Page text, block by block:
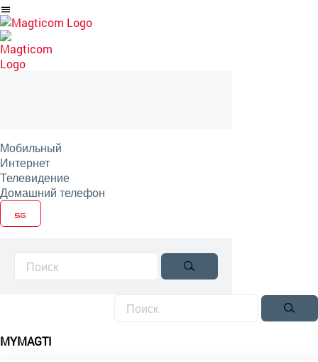
Перейти
на
артикль
Мобильный
Интернет
Телевидение
Домашний телефон
MYMAGTI